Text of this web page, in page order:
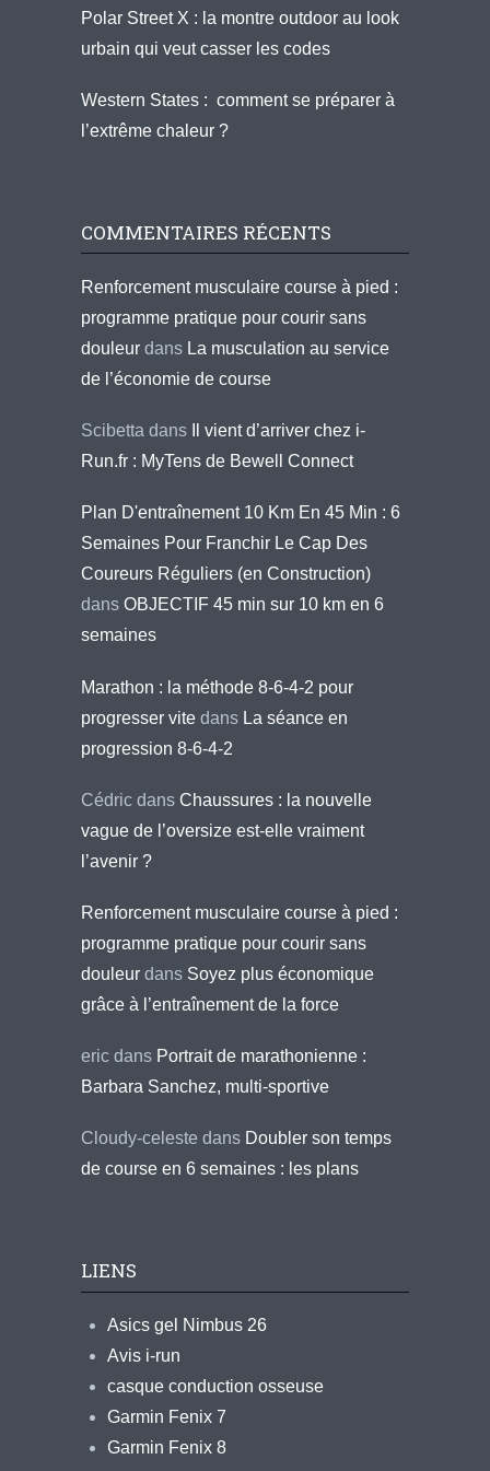
Polar Street X : la montre outdoor au look
urbain qui veut casser les codes
Western States : comment se préparer à
l’extrême chaleur ?
COMMENTAIRES RÉCENTS
Renforcement musculaire course à pied :
programme pratique pour courir sans
douleur dans La musculation au service
de l’économie de course
Scibetta dans
Il vient d’arriver chez i-
Run.fr : MyTens de Bewell Connect
Plan D'entraînement 10 Km En 45 Min : 6
Semaines Pour Franchir Le Cap Des
Coureurs Réguliers (en Construction)
dans OBJECTIF 45 min sur 10 km en 6
semaines
Marathon : la méthode 8-6-4-2 pour
progresser vite dans La séance en
progression 8-6-4-2
Cédric dans Chaussures : la nouvelle
vague de l’oversize est-elle vraiment
l’avenir ?
Renforcement musculaire course à pied :
programme pratique pour courir sans
douleur dans Soyez plus économique
grâce à l’entraînement de la force
eric dans Portrait de marathonienne :
Barbara Sanchez, multi-sportive
Cloudy-celeste dans Doubler son temps
de course en 6 semaines : les plans
LIENS
Asics gel Nimbus 26
Avis i-run
casque conduction osseuse
Garmin Fenix 7
Garmin Fenix 8